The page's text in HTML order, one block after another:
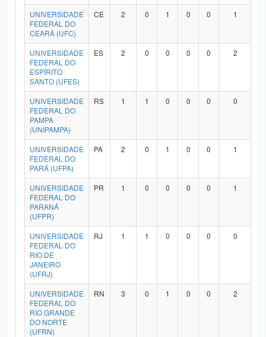
UNIVERSIDADE
FEDERAL DO
CEARÁ (UFC)
CE 2 0 1 0 0 1
UNIVERSIDADE
FEDERAL DO
ESPÍRITO
SANTO (UFES)
ES 2 0 0 0 0 2
UNIVERSIDADE
FEDERAL DO
PAMPA
(UNIPAMPA)
RS 1 1 0 0 0 0
UNIVERSIDADE
FEDERAL DO
PARÁ (UFPA)
PA 2 0 1 0 0 1
UNIVERSIDADE
FEDERAL DO
PARANÁ
(UFPR)
PR 1 0 0 0 0 1
UNIVERSIDADE
FEDERAL DO
RIO DE
JANEIRO
(UFRJ)
RJ 1 1 0 0 0 0
UNIVERSIDADE
FEDERAL DO
RIO GRANDE
DO NORTE
(UFRN)
RN 3 0 1 0 0 2